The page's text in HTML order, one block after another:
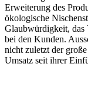
Erweiterung des
ökologische
Glaubwürdigkeit, das
bei den Kunden.
nicht zuletzt der
Umsatz seit ihrer